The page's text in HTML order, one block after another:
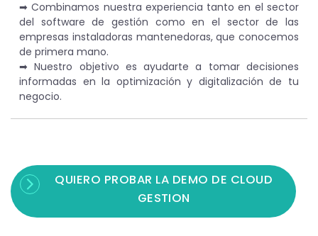
➡︎ Combinamos nuestra experiencia tanto en el sector
del software de gestión como en el sector de las
empresas instaladoras mantenedoras, que conocemos
de primera mano.
➡︎ Nuestro objetivo es ayudarte a tomar decisiones
informadas en la optimización y digitalización de tu
negocio.
QUIERO PROBAR LA DEMO DE CLOUD
GESTION